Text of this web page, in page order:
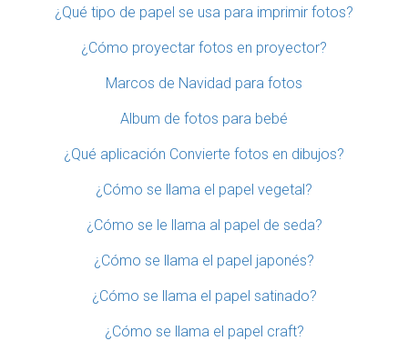
¿Qué tipo de papel se usa para imprimir fotos?
¿Cómo proyectar fotos en proyector?
Marcos de Navidad para fotos
Album de fotos para bebé
¿Qué aplicación Convierte fotos en dibujos?
¿Cómo se llama el papel vegetal?
¿Cómo se le llama al papel de seda?
¿Cómo se llama el papel japonés?
¿Cómo se llama el papel satinado?
¿Cómo se llama el papel craft?